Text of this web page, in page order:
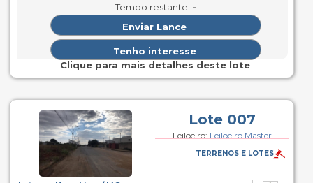
Tempo restante: -
Clique para mais detalhes deste lote
Lote 007
Leiloeiro: Leiloeiro Master
TERRENOS E LOTES